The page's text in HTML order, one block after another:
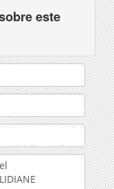
este